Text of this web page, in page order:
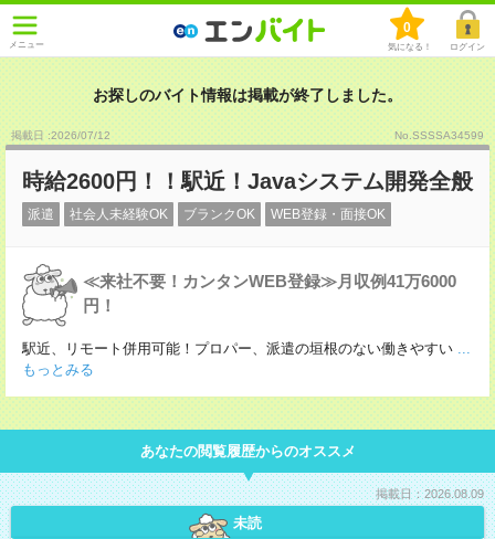
メニュー
0
気になる！ ログイン
お探しのバイト情報は掲載が終了しました。
掲載日 :2026/07/12 No.SSSSA34599
時給2600円！！駅近！Javaシステム開発全般
派遣 社会人未経験OK ブランクOK WEB登録・面接OK
≪来社不要！カンタンWEB登録≫月収例41万6000
円！
駅近、リモート併用可能！プロパー、派遣の垣根のない働きやすい ...
もっとみる
あなたの閲覧履歴からのオススメ
掲載日：2026.08.09
未読